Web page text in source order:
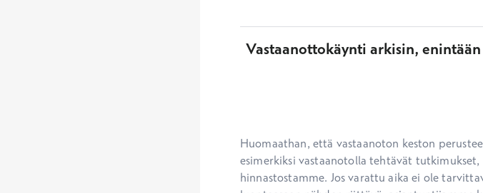
Vastaanottokäynti arkisin,
Huomaathan, että vastaanoton keston
esimerkiksi vastaanotolla tehtävät
hinnastostamme. Jos varattu aika ei ole